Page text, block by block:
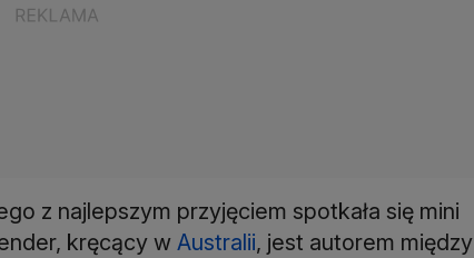
z najlepszym przyjęciem spotkała się mini
kręcący w Australii, jest autorem między